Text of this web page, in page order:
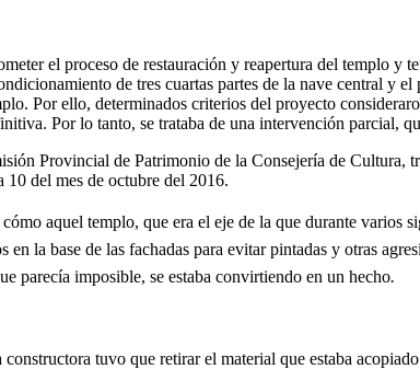
el proceso de restauración y reapertura del templo y
de tres cuartas partes de la nave central
Por ello, determinados criterios del proyecto
Por lo tanto, se trataba de una intervención parcial,
Provincial de Patrimonio de la Consejería de
10 del mes de octubre del 2016.
aquel templo, que era el eje de la que durante
la base de las fachadas para evitar pintadas y otras
parecía imposible, se estaba convirtiendo en un hecho.
tuvo que retirar el material que estaba